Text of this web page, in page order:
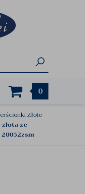
0
Złote
ze